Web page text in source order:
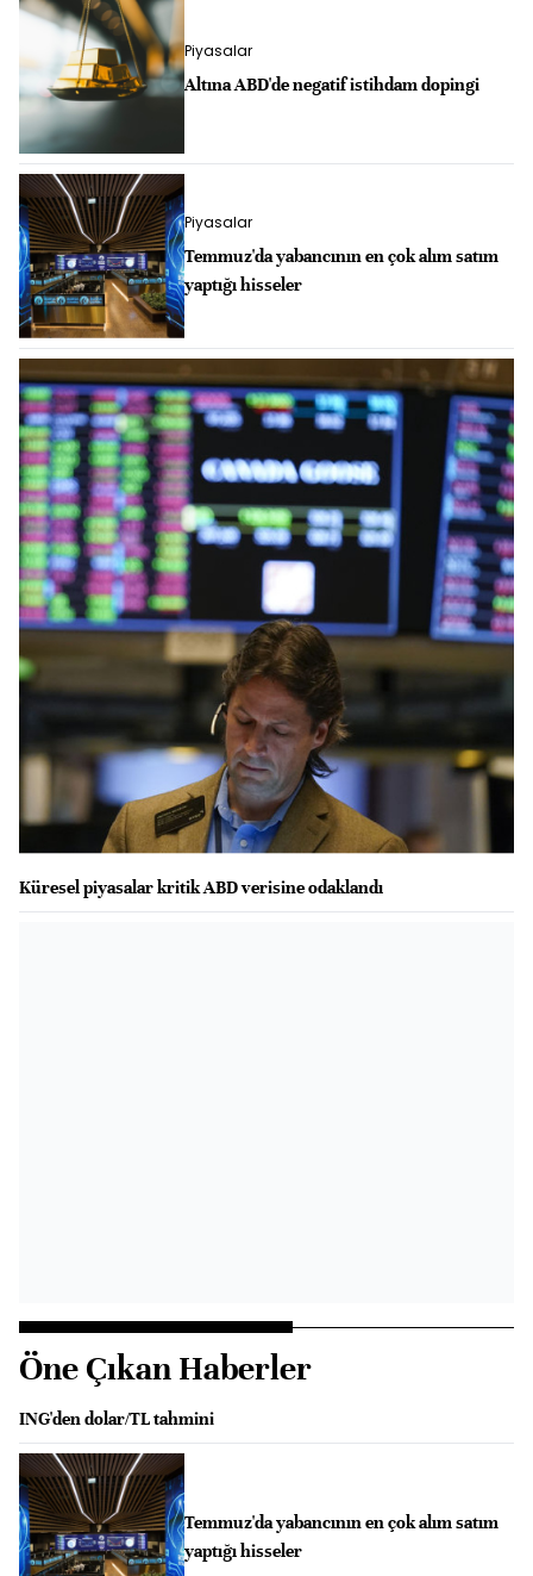
Piyasalar
Altına ABD'de negatif istihdam dopingi
Küresel piyasalar kritik ABD verisine odaklandı
Piyasalar
Temmuz'da yabancının en çok alım satım
yaptığı hisseler
Öne Çıkan Haberler
ING'den dolar/TL tahmini
Temmuz'da yabancının en çok alım satım
yaptığı hisseler